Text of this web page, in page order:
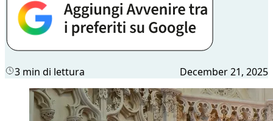
3 min di lettura December 21, 2025